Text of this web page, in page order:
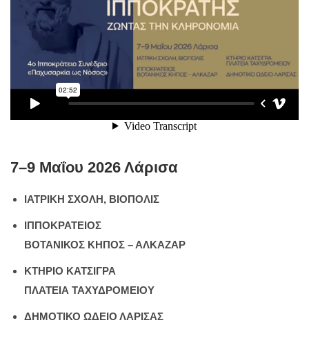
7–9 Μαΐου 2026 Λάρισα
ΙΑΤΡΙΚΗ ΣΧΟΛΗ, ΒΙΟΠΟΛΙΣ
ΙΠΠΟΚΡΑΤΕΙΟΣ
ΒΟΤΑΝΙΚΟΣ ΚΗΠΟΣ – ΑΛΚΑΖΑΡ
ΚΤΗΡΙΟ ΚΑΤΣΙΓΡΑ
ΠΛΑΤΕΙΑ ΤΑΧΥΔΡΟΜΕΙΟΥ
ΔΗΜΟΤΙΚΟ ΩΔΕΙΟ ΛΑΡΙΣΑΣ